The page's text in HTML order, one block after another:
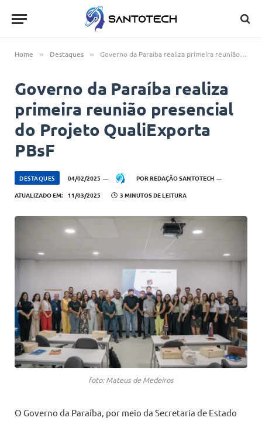
Home » Destaques » Governo da Paraíba realiza primeira reunião presencial do Projeto QualiExporta PBsF
Governo da Paraíba realiza
primeira reunião presencial
do Projeto QualiExporta
PBsF
DESTAQUES 04/02/2025 POR REDAÇÃO SANTOTECH
ATUALIZADO EM: 11/03/2025 3 MINUTOS DE LEITURA
foto: Mateus de Medeiros
O Governo da Paraíba, por meio da Secretaria de Estado